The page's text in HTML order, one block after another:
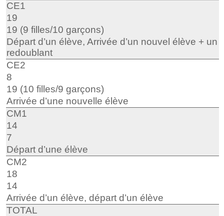
CE1
19
19 (9 filles/10 garçons)
Départ d’un élève, Arrivée d’un nouvel élève + un
redoublant
CE2
8
19 (10 filles/9 garçons)
Arrivée d’une nouvelle élève
CM1
14
7
Départ d’une élève
CM2
18
14
Arrivée d’un élève, départ d’un élève
TOTAL